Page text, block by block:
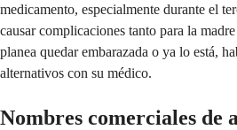
medicamento, especialmente durante el
causar complicaciones tanto para la
planea quedar embarazada o ya lo está,
alternativos con su médico.
Nombres comerciales de